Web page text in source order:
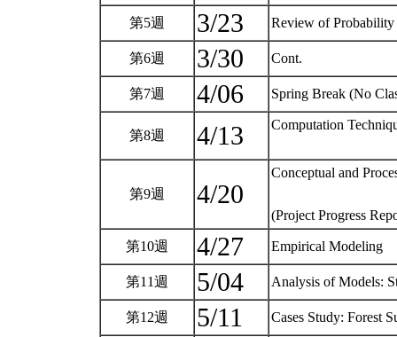
第5週 3/23 Review of
第6週 3/30 Cont.
第7週 4/06 Spring Break (No
第8週 4/13 Computation
第9週 4/20
Conceptual and
(Project Progress
第10週 4/27 Empirical Modeling
第11週 5/04 Analysis of Models:
第12週 5/11 Cases Study: Forest